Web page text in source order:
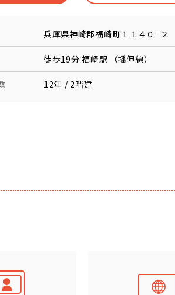
兵庫県神崎郡福崎町１１４０−２
徒歩19分 福崎駅 （播但線）
12年 / 2階建